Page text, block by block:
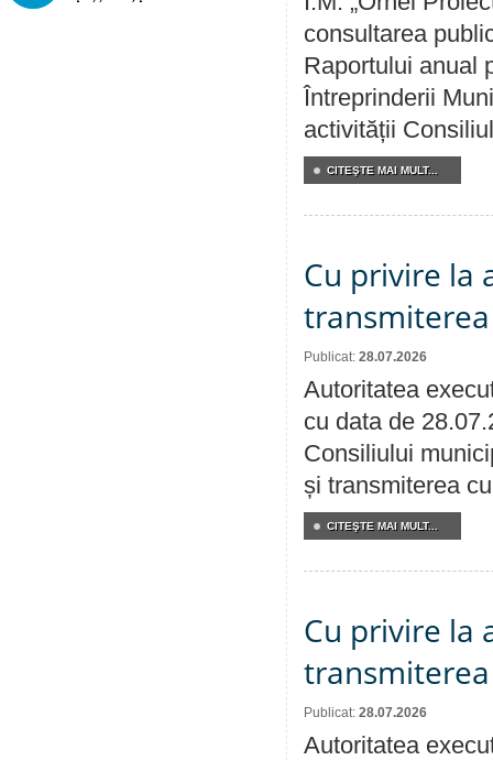
consultarea
Raportului anual
Întreprinderii
activității
CITEŞTE MAI MULT...
Cu privire la
Publicat: 28.07.2026
Autoritatea
cu data de
Consiliului
și transmiterea
CITEŞTE MAI MULT...
Cu privire la
Publicat: 28.07.2026
Autoritatea